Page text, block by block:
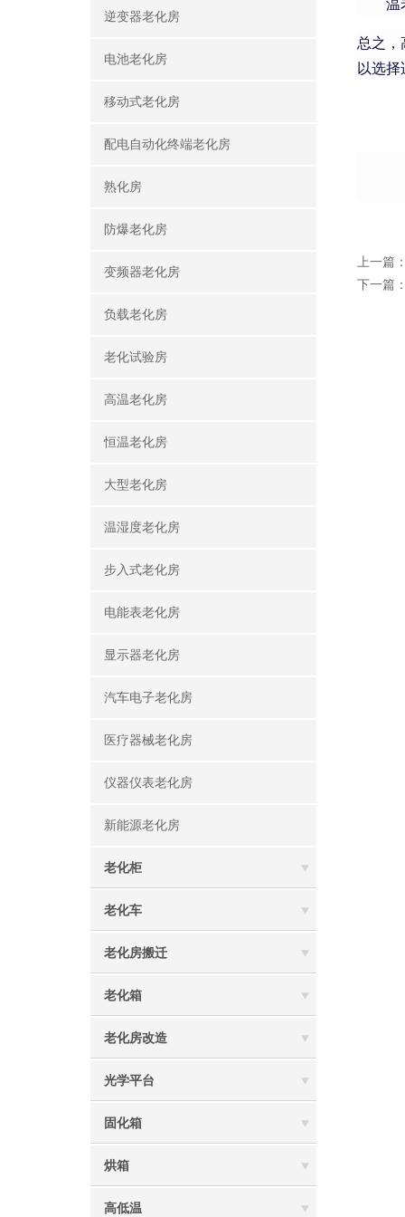
逆变器老化房
电池老化房
移动式老化房
配电自动化终端老化房
熟化房
防爆老化房
变频器老化房
负载老化房
老化试验房
高温老化房
恒温老化房
大型老化房
温湿度老化房
步入式老化房
电能表老化房
显示器老化房
汽车电子老化房
医疗器械老化房
仪器仪表老化房
新能源老化房
老化柜
老化车
老化房搬迁
老化箱
老化房改造
光学平台
固化箱
烘箱
高低温
温
总之，
以选
上一篇
下一篇